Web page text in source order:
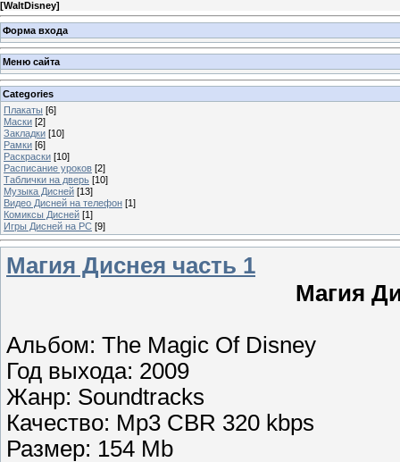
[WaltDisney]
Форма входа
Меню сайта
Categories
Плакаты [6]
Маски [2]
Закладки [10]
Рамки [6]
Раскраски [10]
Расписание уроков [2]
Таблички на дверь [10]
Музыка Дисней [13]
Видео Дисней на телефон [1]
Комиксы Дисней [1]
Игры Дисней на PC [9]
Магия Диснея часть 1
Магия
Альбом: The Magic Of Disney
Год выхода: 2009
Жанр: Soundtracks
Качество: Mp3 CBR 320 kbps
Размер: 154 Mb